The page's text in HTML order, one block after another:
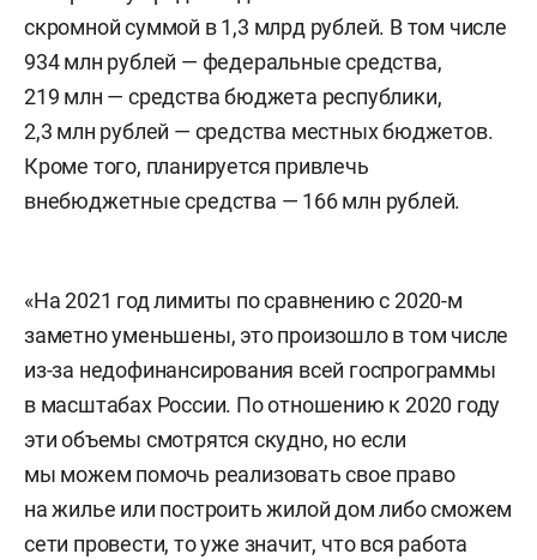
скромной суммой в 1,3 млрд рублей. B том числе
934 млн рублей — федеральные средства,
219 млн — средства бюджета республики,
2,3 млн рублей — средства местных бюджетов.
Кроме того, планируется привлечь
внебюджетные средства — 166 млн рублей.
«На 2021 год лимиты по сравнению с 2020-м
заметно уменьшены, это произошло в том числе
из-за недофинансирования всей госпрограммы
в масштабах России. По отношению к 2020 году
эти объемы смотрятся скудно, но если
мы можем помочь реализовать свое право
на жилье или построить жилой дом либо сможем
сети провести, то уже значит, что вся работа